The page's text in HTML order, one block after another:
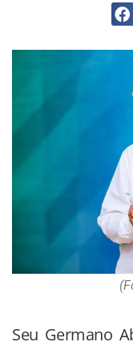
Seu Germano